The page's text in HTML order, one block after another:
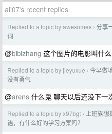
ali07's recent replies
Replied to a topic by awesomes › 分享
词
@bibizhang 这个图片的电影叫什
Replied to a topic by jieyuxue › 今早做
没有勇气
@arens 什么鬼 聊天以后还没下一
Replied to a topic by x97bgt ›
上班族
语，有什么好的学习方案吗？